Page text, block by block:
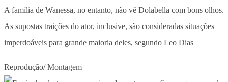
A família de Wanessa, no entanto, não vê Dolabella com bons olhos.
As supostas traições do ator, inclusive, são consideradas situações
imperdoáveis para grande maioria deles, segundo Leo Dias
Reprodução/ Montagem